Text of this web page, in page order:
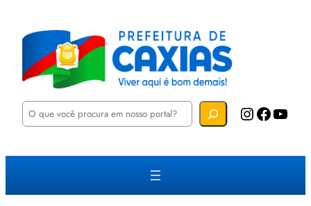
P
u
a
Instagram Facebook YouTube